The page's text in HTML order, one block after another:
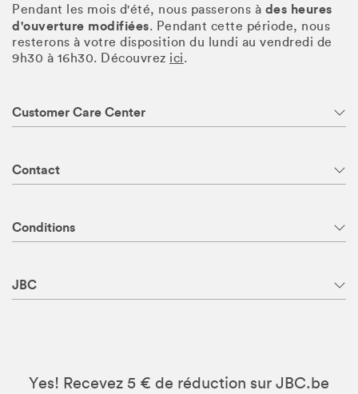
Pendant les mois d'été, nous passerons à des heures
d'ouverture modifiées. Pendant cette période, nous
resterons à votre disposition du lundi au vendredi de
9h30 à 16h30. Découvrez ici.
Customer Care Center
Contact
Conditions
JBC
Yes! Recevez 5 € de réduction sur JBC.be